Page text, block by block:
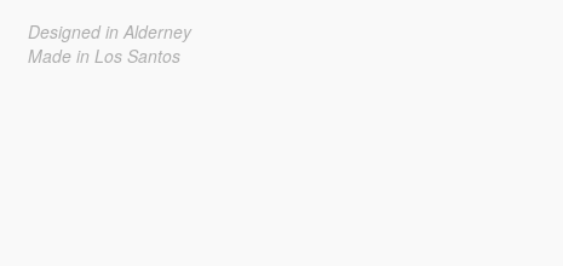
Designed in Alderney
Made in Los Santos